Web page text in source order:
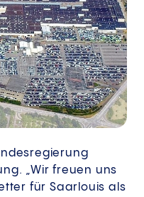
„Wir freuen uns
für Saarlouis als